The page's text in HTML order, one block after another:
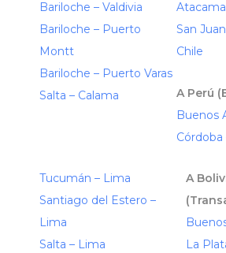
Bariloche – Valdivia
Bariloche – Puerto
Montt
Bariloche – Puerto Varas
Salta – Calama
Atacama
San
Chile
A Perú
Buenos
Córdoba
Tucumán – Lima
Santiago del Estero –
Lima
Salta – Lima
A
La